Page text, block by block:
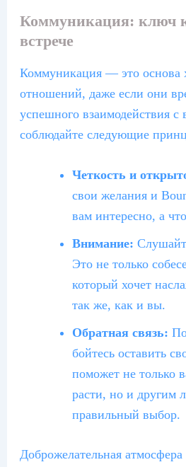
Коммуникация: ключ
встрече
Коммуникация — это основа
отношений, даже если они
успешного взаимодействия
соблюдайте следующие
Четкость и
свои желания и
вам интересно, а
Внимание:
Это не только
который хочет
так же, как и вы.
Обратная связь:
бойтесь оставить
поможет не только
расти, но и другим
правильный выбор.
Доброжелательная